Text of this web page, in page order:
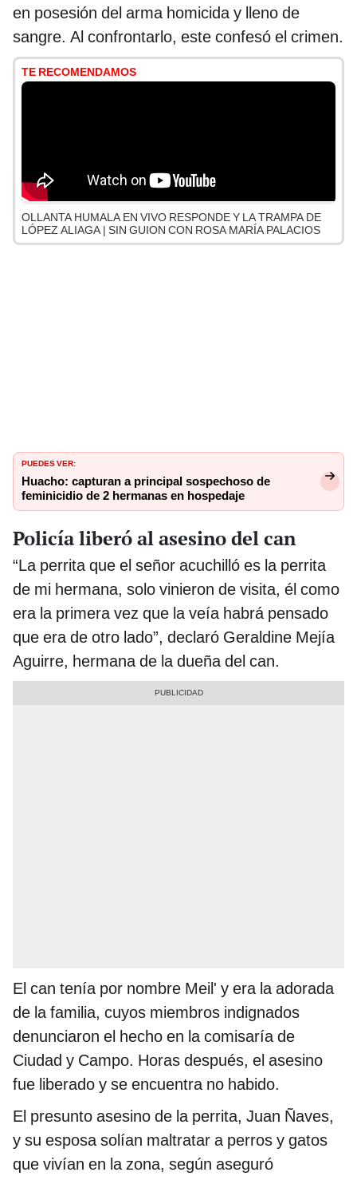
en posesión del arma homicida y lleno de
sangre. Al confrontarlo, este confesó el crimen.
TE RECOMENDAMOS
OLLANTA HUMALA EN VIVO RESPONDE Y LA TRAMPA DE
LÓPEZ ALIAGA | SIN GUION CON ROSA MARÍA PALACIOS
PUEDES VER:
Huacho: capturan a principal sospechoso de
feminicidio de 2 hermanas en hospedaje
Policía liberó al asesino del can
“La perrita que el señor acuchilló es la perrita
de mi hermana, solo vinieron de visita, él como
era la primera vez que la veía habrá pensado
que era de otro lado”, declaró Geraldine Mejía
Aguirre, hermana de la dueña del can.
El can tenía por nombre Meil' y era la adorada
de la familia, cuyos miembros indignados
denunciaron el hecho en la comisaría de
Ciudad y Campo. Horas después, el asesino
fue liberado y se encuentra no habido.
El presunto asesino de la perrita, Juan Ñaves,
y su esposa solían maltratar a perros y gatos
que vivían en la zona, según aseguró